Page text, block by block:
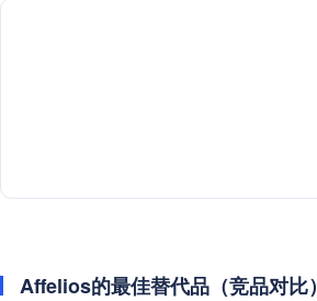
Affelios的最佳替代品（竞品对比）